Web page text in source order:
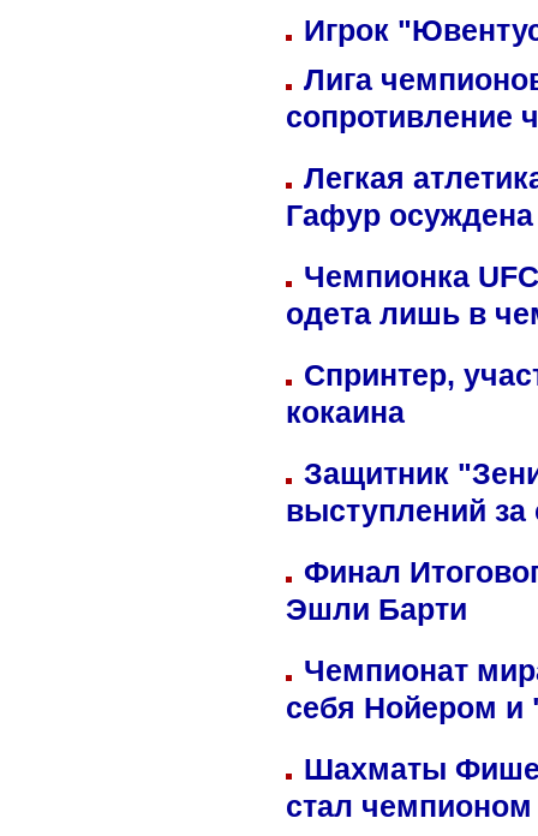
Игрок
Лига
сопротивление
Легкая
Гафур осуждена
Чемпионка
одета лишь в
Спринтер,
кокаина
Защитник
выступлений
Финал
Эшли Барти
Чемпионат
себя Нойером и
Шахматы
стал